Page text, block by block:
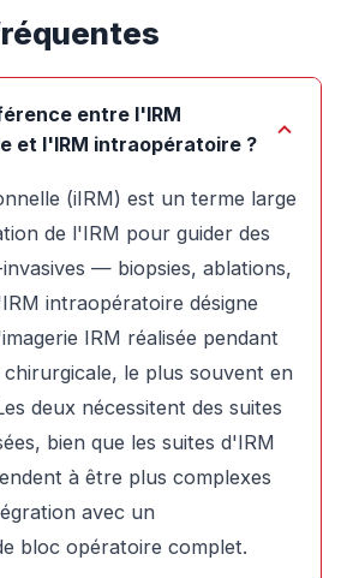
entre l'IRM
et l'IRM intraopératoire ?
(iIRM) est un terme large
de l'IRM pour guider des
— biopsies, ablations,
intraopératoire désigne
IRM réalisée pendant
le plus souvent en
deux nécessitent des suites
bien que les suites d'IRM
à être plus complexes
avec un
bloc opératoire complet.